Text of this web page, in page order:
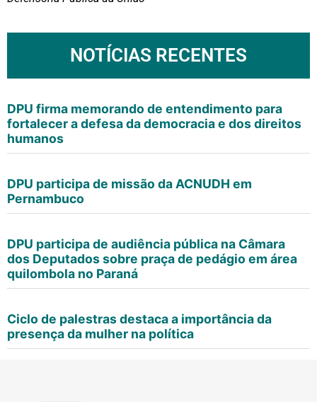
NOTÍCIAS RECENTES
DPU firma memorando de entendimento para
fortalecer a defesa da democracia e dos direitos
humanos
DPU participa de missão da ACNUDH em
Pernambuco
DPU participa de audiência pública na Câmara
dos Deputados sobre praça de pedágio em área
quilombola no Paraná
Ciclo de palestras destaca a importância da
presença da mulher na política